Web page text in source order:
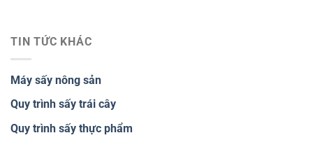
TIN TỨC KHÁC
Máy sấy nông sản
Quy trình sấy trái cây
Quy trình sấy thực phẩm